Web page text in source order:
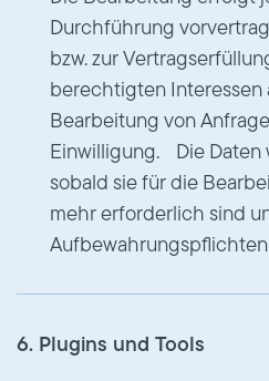
Durchführung
bzw. zur
berechtigten Interessen
Bearbeitung von
Einwilligung. Die Daten
sobald sie für die
mehr erforderlich sind
6. Plugins und Tools